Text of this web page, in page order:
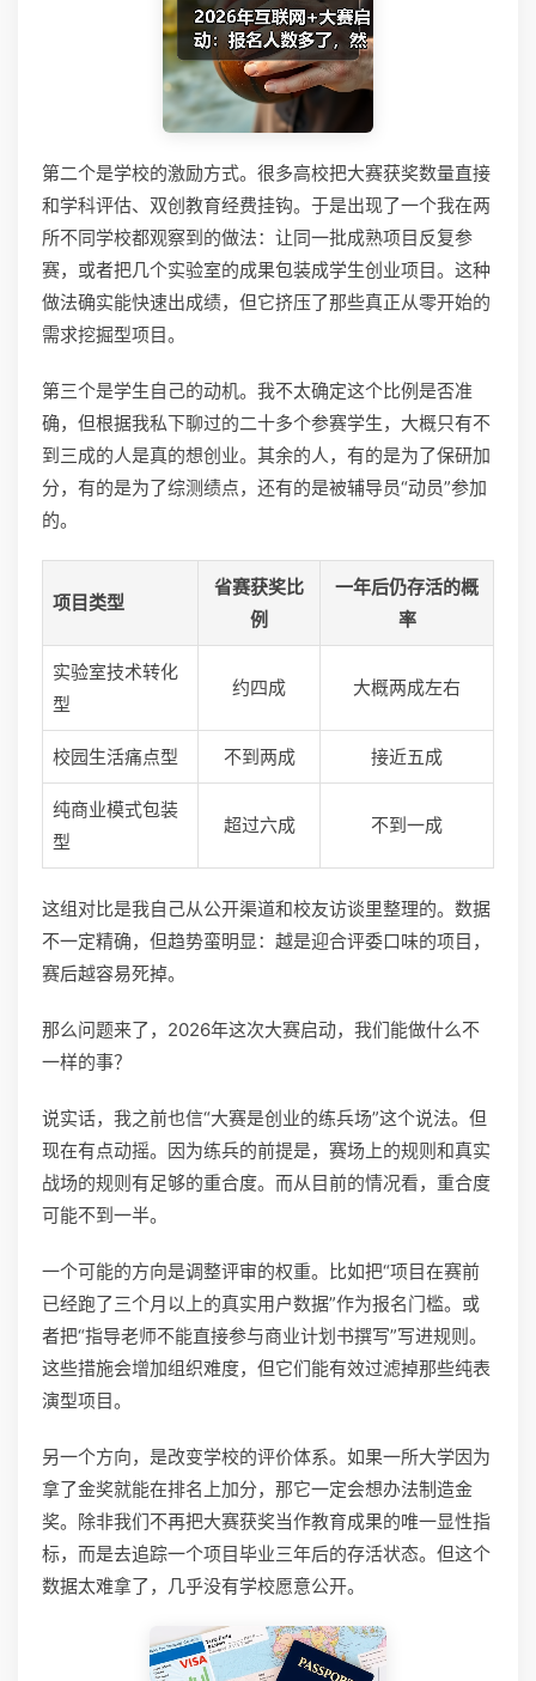
第二个是学校的激励方式。很多高校把大赛获奖数量直接
和学科评估、双创教育经费挂钩。于是出现了一个我在两
所不同学校都观察到的做法：让同一批成熟项目反复参
赛，或者把几个实验室的成果包装成学生创业项目。这种
做法确实能快速出成绩，但它挤压了那些真正从零开始的
需求挖掘型项目。
第三个是学生自己的动机。我不太确定这个比例是否准
确，但根据我私下聊过的二十多个参赛学生，大概只有不
到三成的人是真的想创业。其余的人，有的是为了保研加
分，有的是为了综测绩点，还有的是被辅导员“动员”参加
的。
项目类型
省赛获奖比
例
一年后仍存活的概
率
实验室技术转化
型
约四成 大概两成左右
校园生活痛点型 不到两成 接近五成
纯商业模式包装
型
超过六成 不到一成
这组对比是我自己从公开渠道和校友访谈里整理的。数据
不一定精确，但趋势蛮明显：越是迎合评委口味的项目，
赛后越容易死掉。
那么问题来了，2026年这次大赛启动，我们能做什么不
一样的事？
说实话，我之前也信“大赛是创业的练兵场”这个说法。但
现在有点动摇。因为练兵的前提是，赛场上的规则和真实
战场的规则有足够的重合度。而从目前的情况看，重合度
可能不到一半。
一个可能的方向是调整评审的权重。比如把“项目在赛前
已经跑了三个月以上的真实用户数据”作为报名门槛。或
者把“指导老师不能直接参与商业计划书撰写”写进规则。
这些措施会增加组织难度，但它们能有效过滤掉那些纯表
演型项目。
另一个方向，是改变学校的评价体系。如果一所大学因为
拿了金奖就能在排名上加分，那它一定会想办法制造金
奖。除非我们不再把大赛获奖当作教育成果的唯一显性指
标，而是去追踪一个项目毕业三年后的存活状态。但这个
数据太难拿了，几乎没有学校愿意公开。